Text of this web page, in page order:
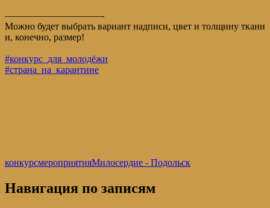
——————————-
Можно будет выбрать вариант надписи, цвет и толщину ткани
и, конечно, размер!
#конкурс_для_молодёжи
#страна_на_карантине
конкурсмероприятияМилосердие - Подольск
Навигация по записям